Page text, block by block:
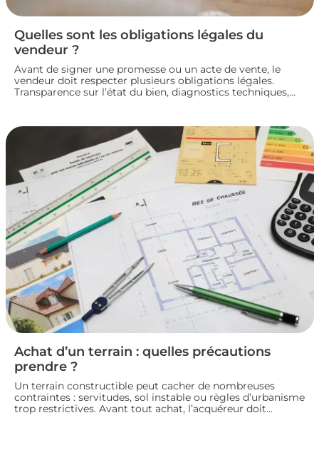
Quelles sont les obligations légales du
vendeur ?
Avant de signer une promesse ou un acte de vente, le
vendeur doit respecter plusieurs obligations légales.
Transparence sur l’état du bien, diagnostics techniques,
l’acheteur. Décryptage des principaux devoirs à connaître
pour vendre un logement en toute conformité et éviter
Achat d’un terrain : quelles précautions
prendre ?
Un terrain constructible peut cacher de nombreuses
contraintes : servitudes, sol instable ou règles d’urbanisme
trop restrictives. Avant tout achat, l’acquéreur doit